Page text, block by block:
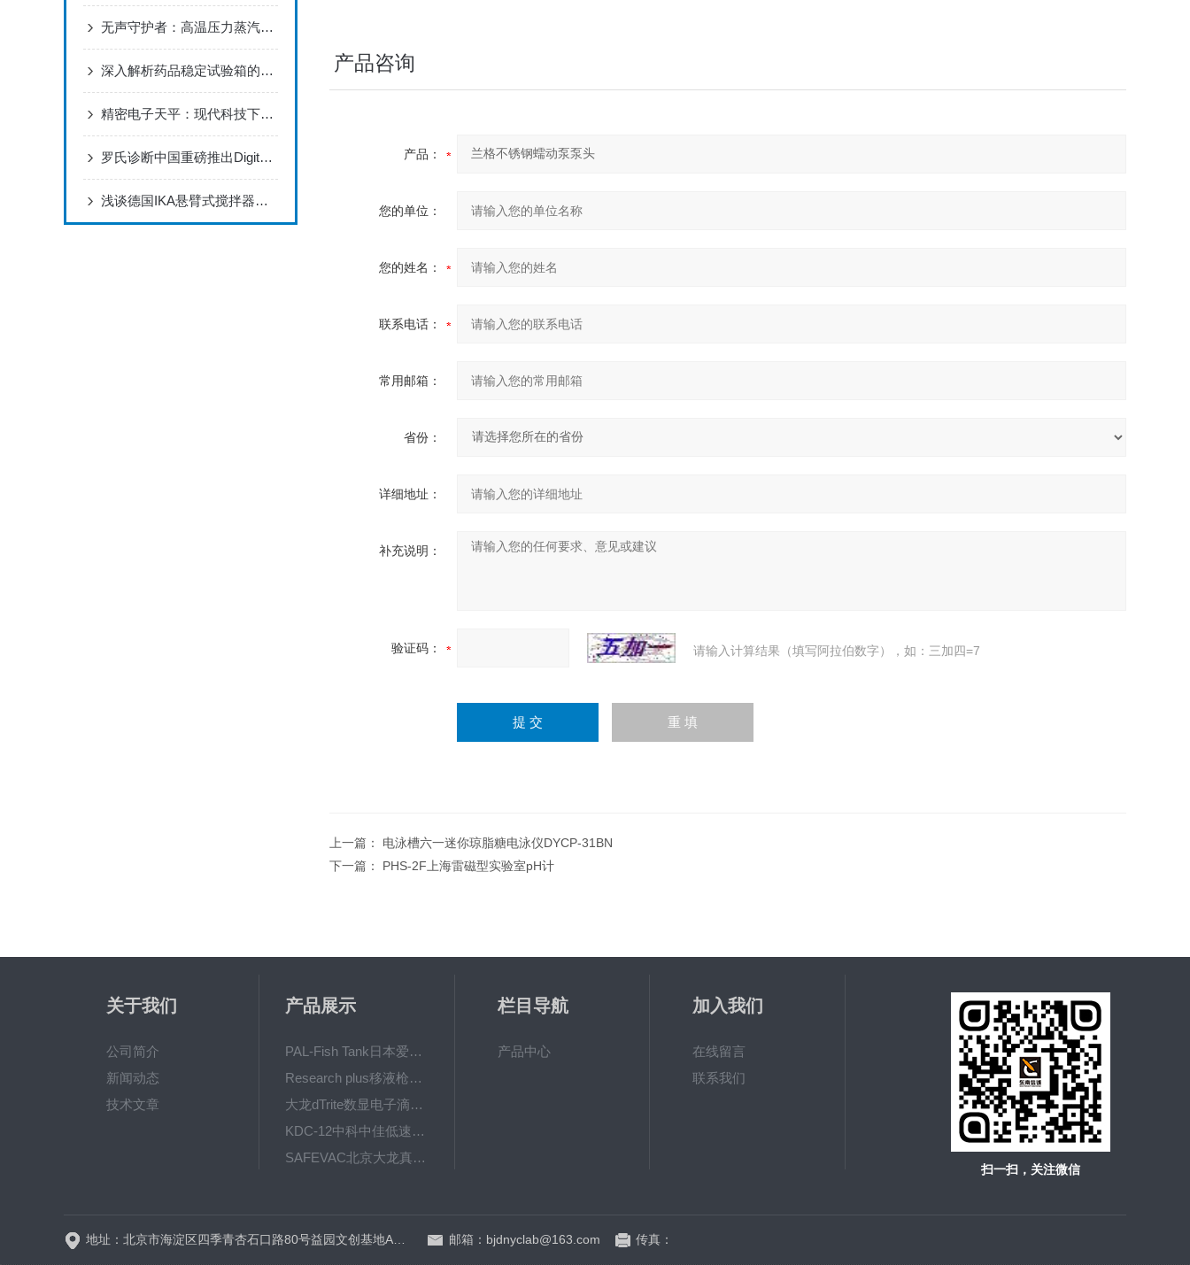
无声守护者：高温压力蒸汽灭菌器的科技密码与生命防线
深入解析药品稳定试验箱的技术原理与操作要点
精密电子天平：现代科技下的重要工具
罗氏诊断中国重磅推出Digital LightCycler系统
浅谈德国IKA悬臂式搅拌器在生产工艺中的应用
产品咨询
产品：
您的单位：
您的姓名：
联系电话：
常用邮箱：
省份：
详细地址：
补充说明：
验证码： 请输入计算结果（填写阿拉伯数字），如：三加四=7
上一篇： 电泳槽六一迷你琼脂糖电泳仪DYCP-31BN
下一篇： PHS-2F上海雷磁型实验室pH计
关于我们
公司简介
新闻动态
技术文章
产品展示
PAL-Fish Tank日本爱拓 鱼塘盐度计 数显便携式折光仪
Research plus移液枪艾本德移液器单道可调量程加样枪
大龙dTrite数显电子滴定器高精度数字滴定仪
KDC-12中科中佳低速离心机-（牙科种植专用）
SAFEVAC北京大龙真空吸液器
栏目导航
产品中心
加入我们
在线留言
联系我们
扫一扫，关注微信
邮箱：bjdnyclab@163.com 传真：